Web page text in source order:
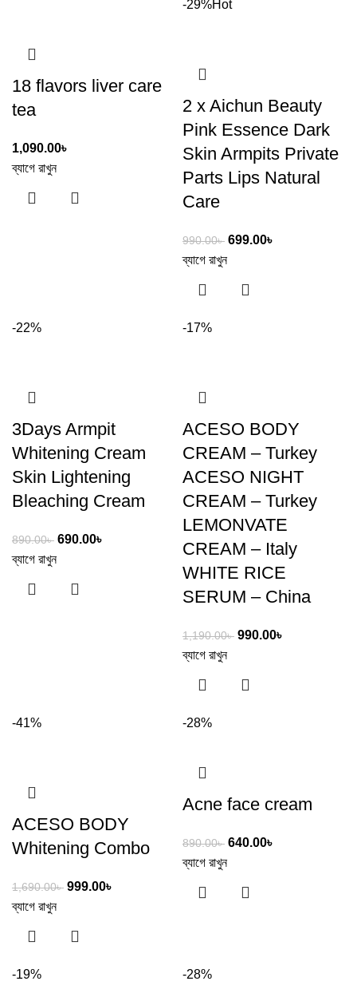
18 flavors liver care
tea
1,090.00৳
ব্যাগে রাখুন
-29%Hot
2 x Aichun Beauty
Pink Essence Dark
Skin Armpits Private
Parts Lips Natural
Care
990.00৳ 699.00৳
ব্যাগে রাখুন
-22%
3Days Armpit
Whitening Cream
Skin Lightening
Bleaching Cream
890.00৳ 690.00৳
ব্যাগে রাখুন
-17%
ACESO BODY
CREAM – Turkey
ACESO NIGHT
CREAM – Turkey
LEMONVATE
CREAM – Italy
WHITE RICE
SERUM – China
1,190.00৳ 990.00৳
ব্যাগে রাখুন
-41%
ACESO BODY
Whitening Combo
1,690.00৳ 999.00৳
ব্যাগে রাখুন
-28%
Acne face cream
890.00৳ 640.00৳
ব্যাগে রাখুন
-19% -28%